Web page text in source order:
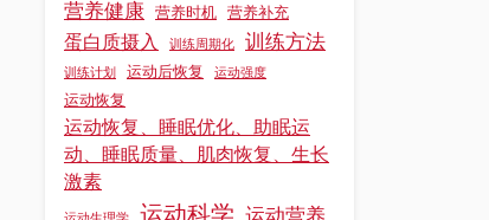
营养健康 营养时机 营养补充
蛋白质摄入 训练周期化 训练方法
训练计划 运动后恢复 运动强度
运动恢复
运动恢复、睡眠优化、助眠运
动、睡眠质量、肌肉恢复、生长
激素
运动科学 运动营养